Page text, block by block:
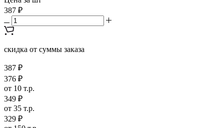
387 ₽
387 ₽
376 ₽
от 10 т.р.
349 ₽
от 35 т.р.
329 ₽
от 150 т.р.